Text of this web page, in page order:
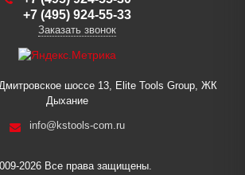
+7 (495) 924-55-33
Заказать звонок
шоссе 13, Elite Tools Group, ЖК
Дыхание
info@kstools-com.ru
2026 Все права защищены.